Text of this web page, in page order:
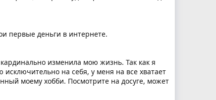
первые деньги в интернете.
изменила мою жизнь. Так как я
на себя, у меня на все хватает
моему хобби. Посмотрите на досуге, может